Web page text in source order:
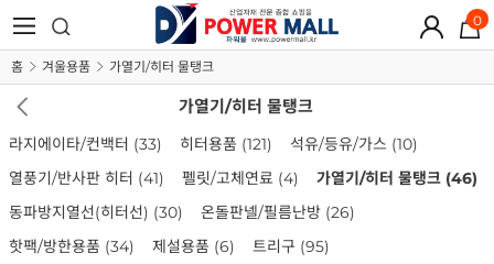
0
홈 겨울용품 가열기/히터 물탱크
가열기/히터 물탱크
라지에이타/컨백터 (33) 히터용품 (121) 석유/등유/가스 (10)
열풍기/반사판 히터 (41) 펠릿/고체연료 (4) 가열기/히터 물탱크 (46)
동파방지열선(히터선) (30) 온돌판넬/필름난방 (26)
핫팩/방한용품 (34) 제설용품 (6) 트리구 (95)